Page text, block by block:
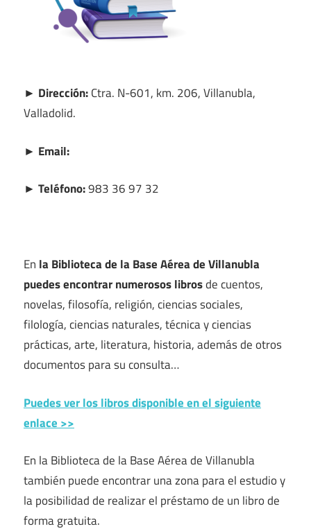
► Dirección:Ctra. N-601, km. 206, Villanubla,
Valladolid.
► Email:
► Teléfono:983 36 97 32
En la Biblioteca de la Base Aérea de Villanubla
puedes encontrar numerosos librosde cuentos,
novelas, filosofía, religión, ciencias sociales,
filología, ciencias naturales, técnica y ciencias
prácticas, arte, literatura, historia, además de otros
documentos para su consulta…
Puedes ver los libros disponible en el siguiente
enlace >>
En la Biblioteca de la Base Aérea de Villanubla
también puede encontrar una zona para el estudio y
la posibilidad de realizar el préstamo de un libro de
forma gratuita.